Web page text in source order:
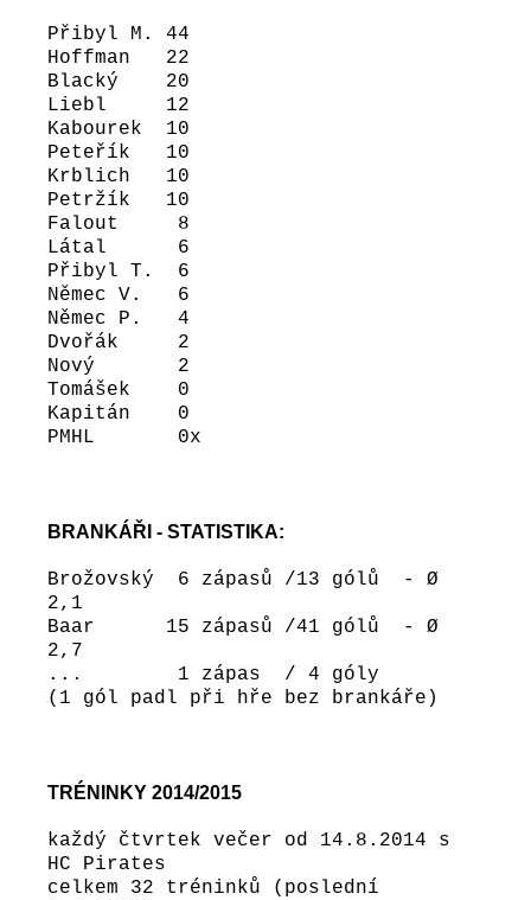
Přibyl M. 44
Hoffman 22
Blacký 20
Liebl 12
Kabourek 10
Peteřík 10
Krblich 10
Petržík 10
Falout 8
Látal 6
Přibyl T. 6
Němec V. 6
Němec P. 4
Dvořák 2
Nový 2
Tomášek 0
Kapitán 0
PMHL 0x
BRANKÁŘI - STATISTIKA:
Brožovský 6 zápasů /13 gólů - Ø
2,1
Baar 15 zápasů /41 gólů - Ø
2,7
... 1 zápas / 4 góly
(1 gól padl při hře bez brankáře)
TRÉNINKY 2014/2015
každý čtvrtek večer od 14.8.2014 s
HC Pirates
celkem 32 tréninků (poslední